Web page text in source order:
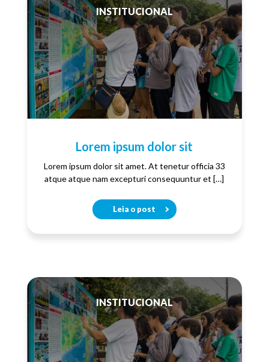
INSTITUCIONAL
Lorem ipsum dolor sit
Lorem ipsum dolor sit amet. At tenetur officia 33
atque atque nam excepturi consequuntur et […]
Leia o post
INSTITUCIONAL